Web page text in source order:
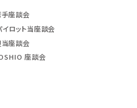
手座談会
ロット当座談会
当座談会
座談会